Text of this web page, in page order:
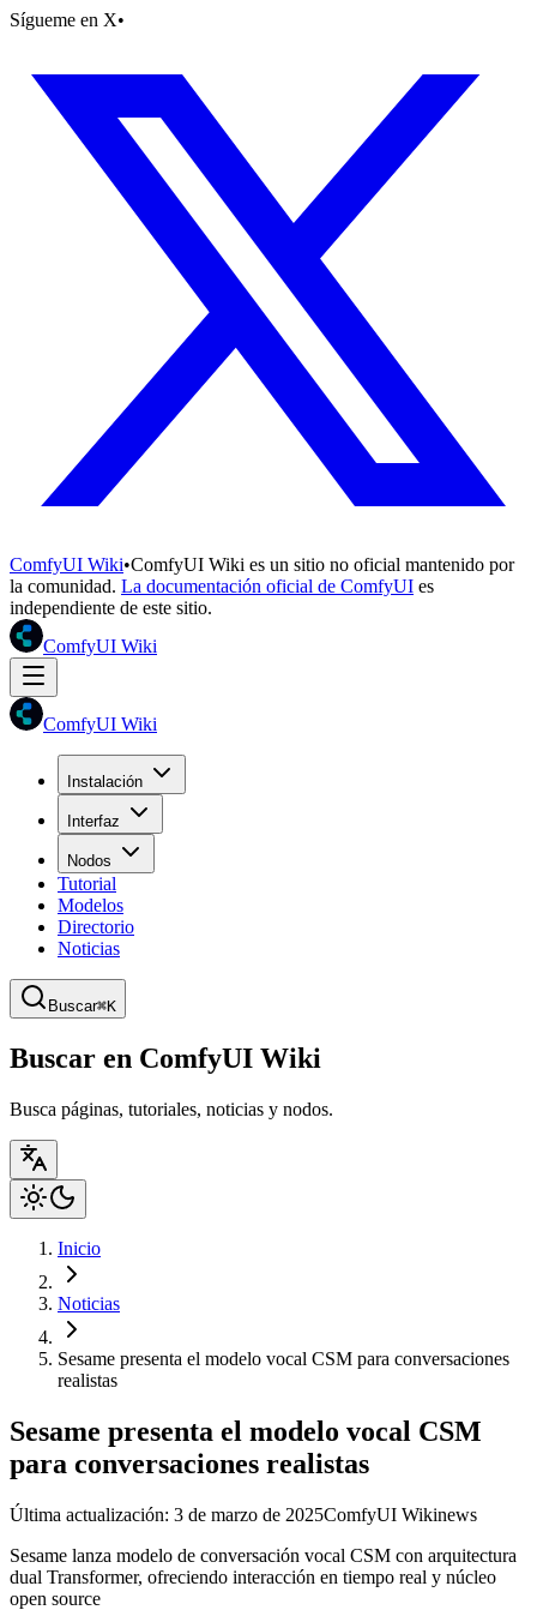
Sígueme en X•
ComfyUI Wiki•ComfyUI Wiki es un sitio no oficial mantenido por
la comunidad. La documentación oficial de ComfyUI es
independiente de este sitio.
ComfyUI Wiki
ComfyUI Wiki
Instalación
Interfaz
Nodos
Tutorial
Modelos
Directorio
Noticias
Buscar⌘K
Buscar en ComfyUI Wiki
Busca páginas, tutoriales, noticias y nodos.
Inicio
Noticias
Sesame presenta el modelo vocal CSM para conversaciones
realistas
Sesame presenta el modelo vocal CSM
para conversaciones realistas
Última actualización: 3 de marzo de 2025ComfyUI Wikinews
Sesame lanza modelo de conversación vocal CSM con arquitectura
dual Transformer, ofreciendo interacción en tiempo real y núcleo
open source